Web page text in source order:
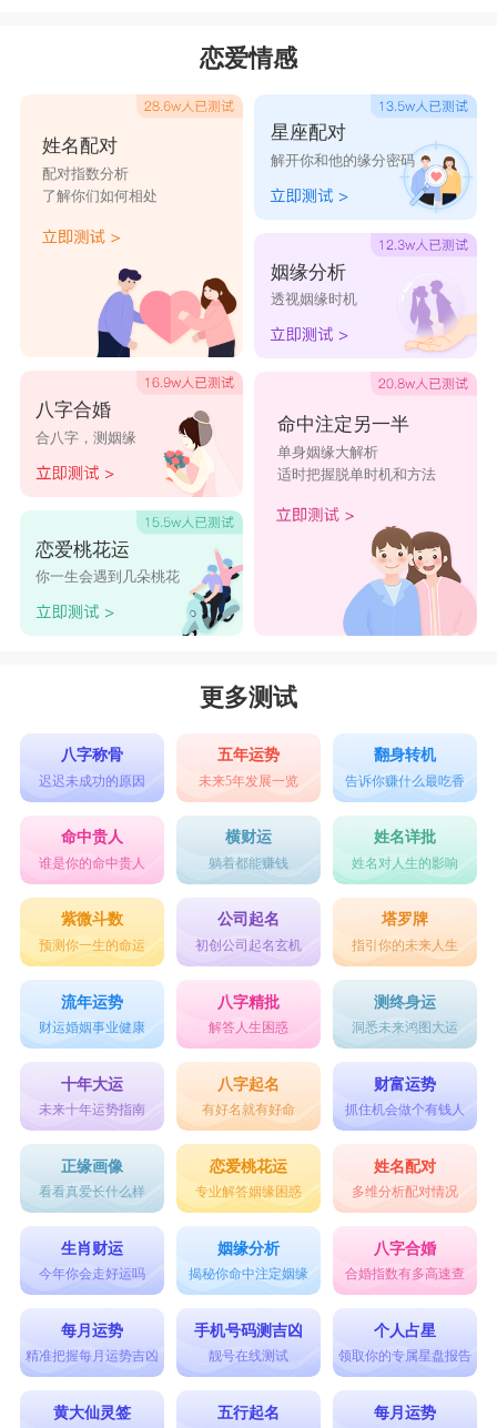
恋爱情感
姓名配对
配对指数分析
了解你们如何相处
八字合婚
合八字，测姻缘
恋爱桃花运
你一生会遇到几朵桃花
星座配对
解开你和他的缘分密码
姻缘分析
透视姻缘时机
命中注定另一半
单身姻缘大解析
适时把握脱单时机和方法
更多测试
八字称骨
迟迟未成功的原因
五年运势
未来5年发展一览
翻身转机
告诉你赚什么最吃香
命中贵人
谁是你的命中贵人
横财运
躺着都能赚钱
姓名详批
姓名对人生的影响
紫微斗数
预测你一生的命运
公司起名
初创公司起名玄机
塔罗牌
指引你的未来人生
流年运势
财运婚姻事业健康
八字精批
解答人生困惑
测终身运
洞悉未来鸿图大运
十年大运
未来十年运势指南
八字起名
有好名就有好命
财富运势
抓住机会做个有钱人
正缘画像
看看真爱长什么样
恋爱桃花运
专业解答姻缘困惑
姓名配对
多维分析配对情况
生肖财运
今年你会走好运吗
姻缘分析
揭秘你命中注定姻缘
八字合婚
合婚指数有多高速查
每月运势
精准把握每月运势吉凶
手机号码测吉凶
靓号在线测试
个人占星
领取你的专属星盘报告
黄大仙灵签 五行起名 每月运势